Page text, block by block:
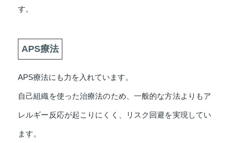
す。
APS療法
APS療法にも力を入れています。
自己組織を使った治療法のため、一般的な方法よりもア
レルギー反応が起こりにくく、リスク回避を実現してい
ます。